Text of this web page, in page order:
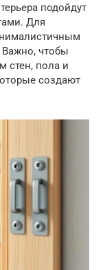
подойдут
Для
чтобы
стен, пола и
создают